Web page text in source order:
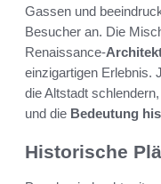
Gassen und
Besucher an. Die
Renaissance-
einzigartigen Erlebnis.
die Altstadt
und die Bedeutung
Historische